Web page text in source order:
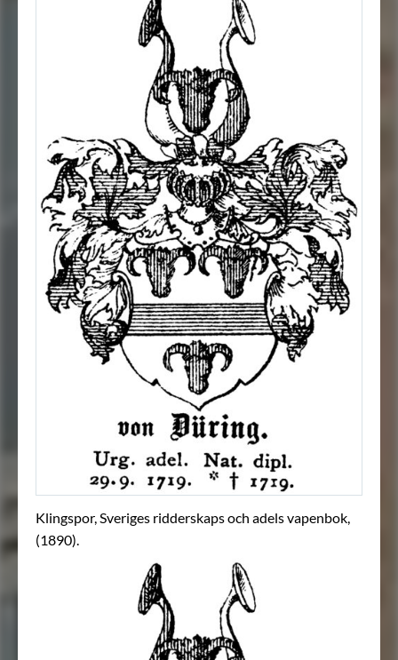
Klingspor, Sveriges ridderskaps och adels vapenbok,
(1890).